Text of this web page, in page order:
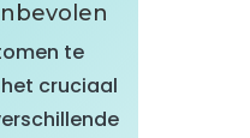
te
cruciaal